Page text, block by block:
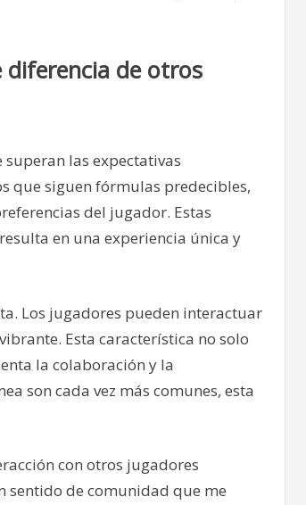
diferencia de otros
las expectativas
que siguen fórmulas predecibles,
del jugador. Estas
en una experiencia única y
Los jugadores pueden interactuar
Esta característica no solo
la colaboración y la
son cada vez más comunes, esta
con otros jugadores
sentido de comunidad que me